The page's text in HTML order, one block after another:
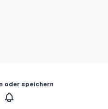
oder speichern